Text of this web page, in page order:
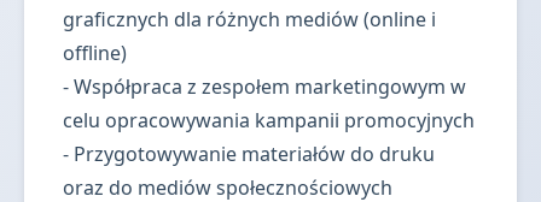
graficznych dla różnych mediów (online i
offline)
- Współpraca z zespołem marketingowym w
celu opracowywania kampanii promocyjnych
- Przygotowywanie materiałów do druku
oraz do mediów społecznościowych